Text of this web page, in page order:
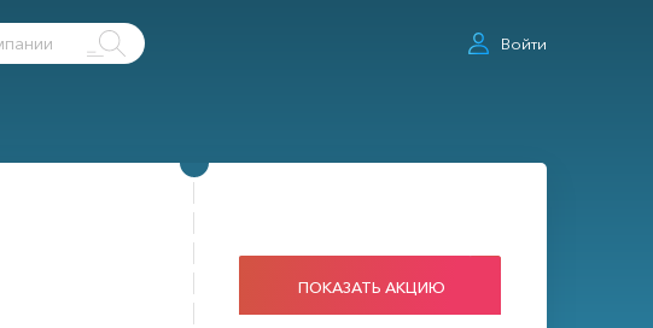
Войти
ПОКАЗАТЬ АКЦИЮ